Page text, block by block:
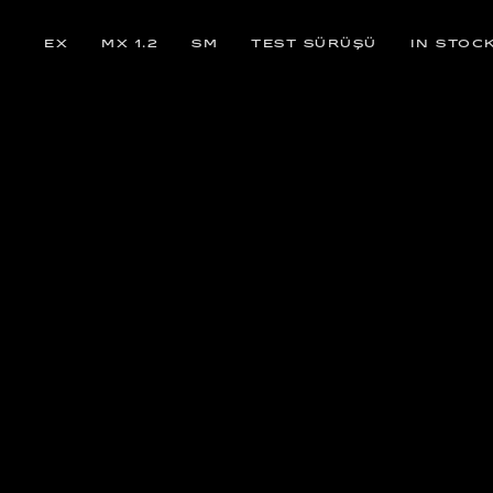
EX MX 1.2 SM TEST SÜRÜŞÜ IN